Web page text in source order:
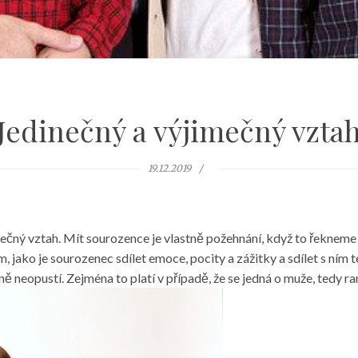
a výjimečný
19.12.2019
vztah. Mít sourozence je vlastně požehnání, když to
jako je sourozenec sdílet emoce, pocity a zážitky a sdílet s ním
neopustí. Zejména to platí v případě, že se jedná o muže, tedy